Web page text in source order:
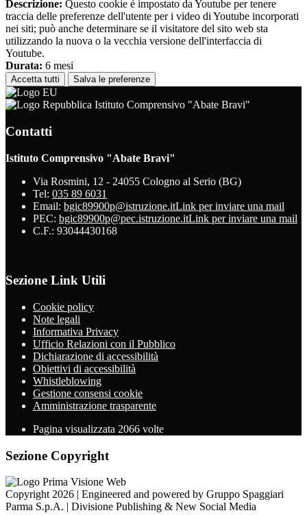
Descrizione: Questo cookie è impostato da Youtube per tenere
traccia delle preferenze dell'utente per i video di Youtube incorporati
nei siti; può anche determinare se il visitatore del sito web sta
utilizzando la nuova o la vecchia versione dell'interfaccia di
Youtube.
Durata: 6 mesi
Accetta tutti Salva le preferenze
Istituto Comprensivo "Abate Bravi"
Contatti
Istituto Comprensivo "Abate Bravi"
Via Rosmini, 12 - 24055 Cologno al Serio (BG)
Tel: 035 89 6031
Email: bgic89900p@istruzione.itLink per inviare una mail
PEC: bgic89900p@pec.istruzione.itLink per inviare una mail
C.F.: 93044430168
Sezione Link Utili
Cookie policy
Note legali
Informativa Privacy
Ufficio Relazioni con il Pubblico
Dichiarazione di accessibilità
Obiettivi di accessibilità
Whistleblowing
Gestione consensi cookie
Amministrazione trasparente
Pagina visualizzata 2066 volte
Sezione Copyright
Copyright 2026 | Engineered and powered by Gruppo Spaggiari
Parma S.p.A. | Divisione Publishing & New Social Media